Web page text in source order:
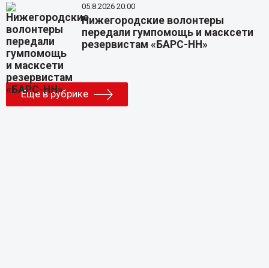
05.8.2026 20:00
Нижегородские волонтеры
передали гумпомощь и масксети
резервистам «БАРС-НН»
Еще в рубрике